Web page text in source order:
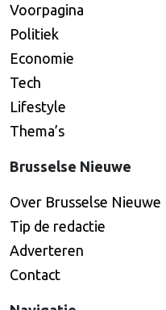
Voorpagina
Politiek
Economie
Tech
Lifestyle
Thema’s
Brusselse Nieuwe
Over Brusselse Nieuwe
Tip de redactie
Adverteren
Contact